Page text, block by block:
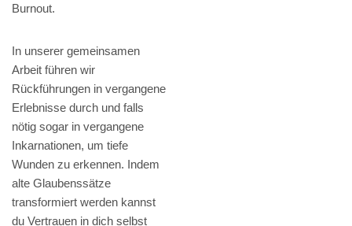
Burnout.
In unserer gemeinsamen
Arbeit führen wir
Rückführungen in vergangene
Erlebnisse durch und falls
nötig sogar in vergangene
Inkarnationen, um tiefe
Wunden zu erkennen. Indem
alte Glaubenssätze
transformiert werden kannst
du Vertrauen in dich selbst